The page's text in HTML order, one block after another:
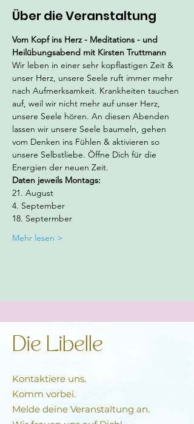
Über die Veranstaltung
Vom Kopf ins Herz - Meditations - und
Heilübungsabend mit Kirsten Truttmann
Wir leben in einer sehr kopflastigen Zeit &
unser Herz, unsere Seele ruft immer mehr
nach Aufmerksamkeit. Krankheiten tauchen
auf, weil wir nicht mehr auf unser Herz,
unsere Seele hören. An diesen Abenden
lassen wir unsere Seele baumeln, gehen
vom Denken ins Fühlen & aktivieren so
unsere Selbstliebe. Öffne Dich für die
Energien der neuen Zeit.
Daten jeweils Montags:
21. August
4. September
18. Septermber
Mehr lesen >
Die Libelle
Kontaktiere uns.
Komm vorbei.
Melde deine Veranstaltung an.